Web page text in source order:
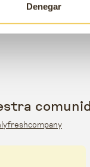
Denegar